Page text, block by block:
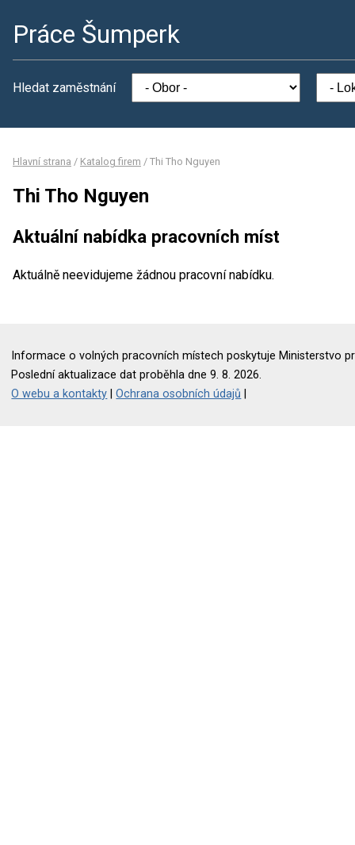
Práce Šumperk
Hledat zaměstnání
Hlavní strana / Katalog firem / Thi Tho Nguyen
Thi Tho Nguyen
Aktuální nabídka pracovních míst
Aktuálně neevidujeme žádnou pracovní nabídku.
Informace o volných pracovních místech poskytuje Ministerstvo
Poslední aktualizace dat proběhla dne 9. 8. 2026.
O webu a kontakty |Ochrana osobních údajů